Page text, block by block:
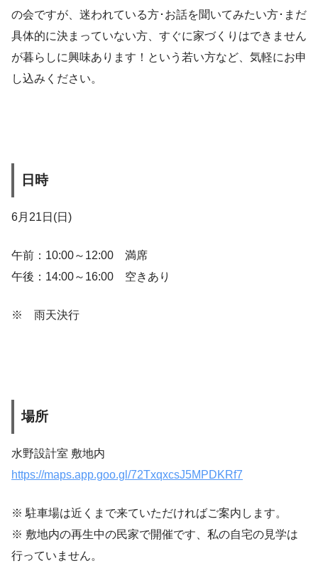
の会ですが、迷われている方･お話を聞いてみたい方･まだ
具体的に決まっていない方、すぐに家づくりはできません
が暮らしに興味あります！という若い方など、気軽にお申
し込みください。
日時
6月21日(日)
午前：10:00～12:00 満席
午後：14:00～16:00 空きあり
※ 雨天決行
場所
水野設計室 敷地内
https://maps.app.goo.gl/72TxqxcsJ5MPDKRf7
※ 駐車場は近くまで来ていただければご案内します。
※ 敷地内の再生中の民家で開催です、私の自宅の見学は
行っていません。